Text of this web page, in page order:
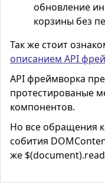
обновление
корзины без
Так же стоит
описанием API
API фреймворка
протестированые
компонентов.
Но все обращения
собития
же